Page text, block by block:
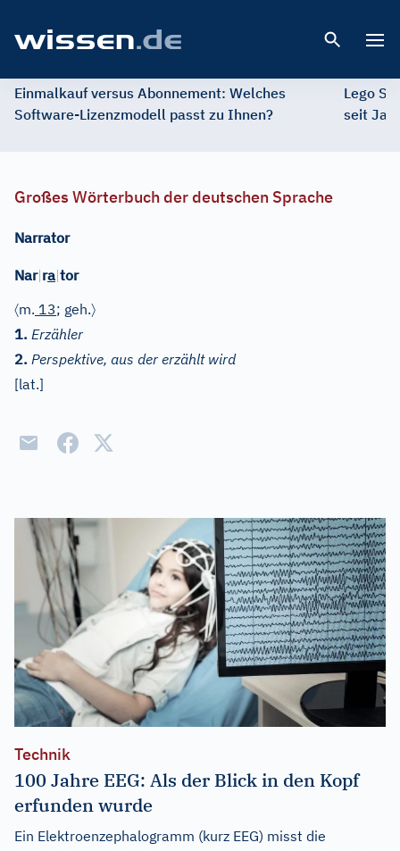
Einmalkauf versus Abonnement: Welches
Software-Lizenzmodell passt zu Ihnen?
Lego
seit
Großes Wörterbuch der deutschen Sprache
Narrator
Nar|ra|tor
〈m. 13; geh.〉
1. Erzähler
2. Perspektive, aus der erzählt wird
[lat.]
Technik
100 Jahre EEG: Als der Blick in den Kopf
erfunden wurde
Ein Elektroenzephalogramm (kurz EEG) misst die